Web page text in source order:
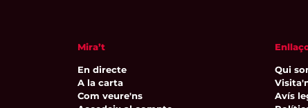
Mira’t
En directe
A la carta
Com veure'ns
Qui
Avís